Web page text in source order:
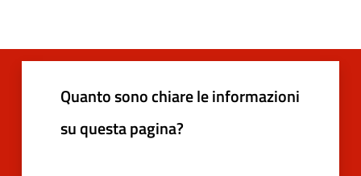
Quanto sono chiare le informazioni
su questa pagina?